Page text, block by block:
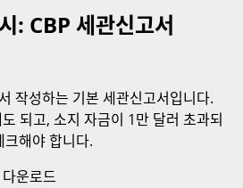
: CBP 세관신고서
작성하는 기본 세관신고서입니다.
되고, 소지 자금이 1만 달러 초과되
크해야 합니다.
운로드